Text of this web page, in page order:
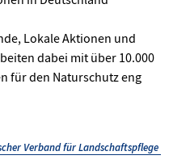
Lokale Aktionen und
dabei mit über 10.000
für den Naturschutz eng
Verband für Landschaftspflege